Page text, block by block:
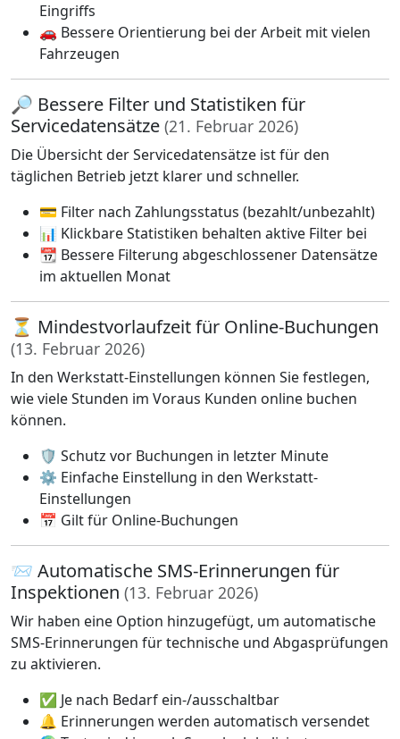
Eingriffs
🚗 Bessere Orientierung bei der Arbeit mit vielen
Fahrzeugen
🔎 Bessere Filter und Statistiken für
Servicedatensätze (21. Februar 2026)
Die Übersicht der Servicedatensätze ist für den
täglichen Betrieb jetzt klarer und schneller.
💳 Filter nach Zahlungsstatus (bezahlt/unbezahlt)
📊 Klickbare Statistiken behalten aktive Filter bei
📆 Bessere Filterung abgeschlossener Datensätze
im aktuellen Monat
⏳ Mindestvorlaufzeit für Online-Buchungen
(13. Februar 2026)
In den Werkstatt-Einstellungen können Sie festlegen,
wie viele Stunden im Voraus Kunden online buchen
können.
🛡️ Schutz vor Buchungen in letzter Minute
⚙️ Einfache Einstellung in den Werkstatt-
Einstellungen
📅 Gilt für Online-Buchungen
📨 Automatische SMS-Erinnerungen für
Inspektionen (13. Februar 2026)
Wir haben eine Option hinzugefügt, um automatische
SMS-Erinnerungen für technische und Abgasprüfungen
zu aktivieren.
✅ Je nach Bedarf ein-/ausschaltbar
🔔 Erinnerungen werden automatisch versendet